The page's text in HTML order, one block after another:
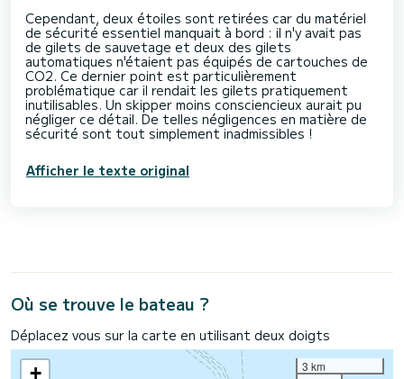
Cependant, deux étoiles sont retirées car du matériel
de sécurité essentiel manquait à bord : il n'y avait pas
de gilets de sauvetage et deux des gilets
automatiques n'étaient pas équipés de cartouches de
CO2. Ce dernier point est particulièrement
problématique car il rendait les gilets pratiquement
inutilisables. Un skipper moins consciencieux aurait pu
négliger ce détail. De telles négligences en matière de
Afficher le texte original
Où se trouve le bateau ?
Déplacez vous sur la carte en utilisant deux doigts
+
3 km